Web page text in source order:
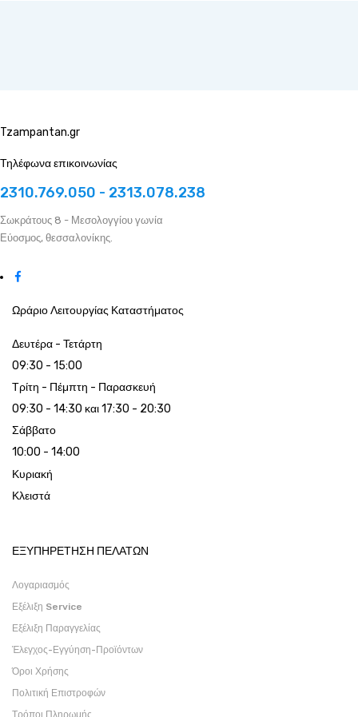
Tzampantan.gr
Τηλέφωνα επικοινωνίας
2310.769.050 - 2313.078.238
Σωκράτους 8 - Μεσολογγίου γωνία
Εύοσμος, θεσσαλονίκης.
Ωράριο Λειτουργίας Καταστήματος
Δευτέρα - Τετάρτη
09:30 - 15:00
Τρίτη - Πέμπτη - Παρασκευή
09:30 - 14:30 και 17:30 - 20:30
Σάββατο
10:00 - 14:00
Κυριακή
Κλειστά
ΕΞΥΠΗΡΕΤΗΣΗ ΠΕΛΑΤΩΝ
Λογαριασμός
Εξέλιξη Service
Εξέλιξη Παραγγελίας
Έλεγχος-Εγγύηση-Προϊόντων
Όροι Χρήσης
Πολιτική Επιστροφών
Τρόποι Πληρωμής